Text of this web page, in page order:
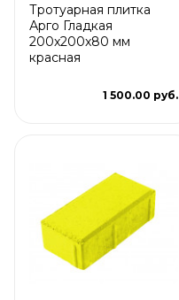
Тротуарная плитка
Арго Гладкая
200x200x80 мм
красная
1 500.00 руб.